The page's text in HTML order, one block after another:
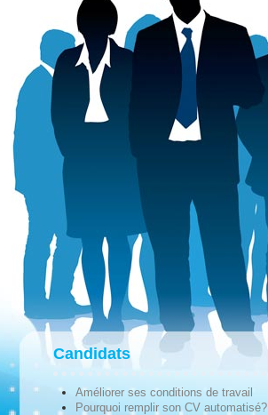
Candidats
Améliorer ses conditions de travail
Pourquoi remplir son CV automatisé?